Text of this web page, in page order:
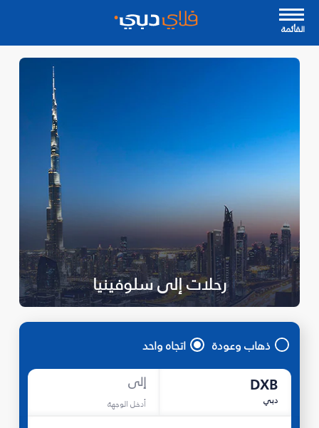
القأئمة
رحلات إلى سلوفينيا
ذهاب وعودة اتجاه واحد
DXB
دبي
إلى
أدخل الوجهة